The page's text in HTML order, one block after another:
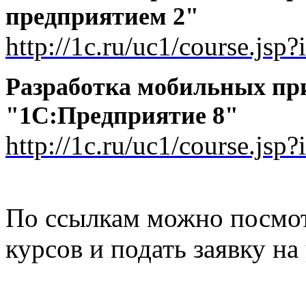
предприятием 2"
http://1c.ru/uc1/
Разработка мобильных
"1С:Предприятие 8"
http://1c.ru/uc1/
По ссылкам можно
курсов и подать заявку